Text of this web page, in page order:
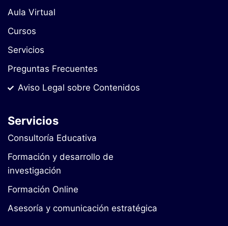
Aula Virtual
Cursos
Servicios
Preguntas Frecuentes
Aviso Legal sobre Contenidos
Servicios
Consultoría Educativa
Formación y desarrollo de
investigación
Formación Online
Asesoría y comunicación estratégica